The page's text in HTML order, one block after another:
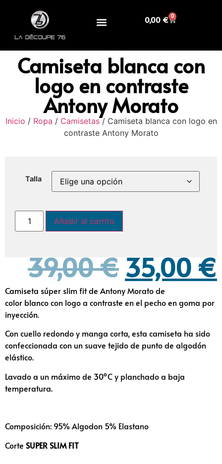
0,00 € 0
Camiseta blanca con
logo en contraste
Antony Morato
Inicio / Ropa / Camisetas/ Camiseta blanca con logo en
contraste Antony Morato
Talla
Añadir al carrito
39,00€ 35,00 €
Camiseta súper slim fit de Antony Morato de
color blanco con logo a contraste en el pecho en goma por
inyección.
Con cuello redondo y manga corta, esta camiseta ha sido
confeccionada con un suave tejido de punto de algodón
elástico.
Lavado a un máximo de 30ºC y planchado a baja
temperatura.
Composición: 95% Algodon 5% Elastano
Corte SUPER SLIM FIT